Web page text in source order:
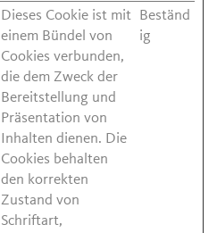
Dieses Cookie ist mit
einem Bündel von
Cookies verbunden,
die dem Zweck der
Bereitstellung und
Präsentation von
Inhalten dienen. Die
Cookies behalten
den korrekten
Zustand von
Schriftart,
Beständ
ig